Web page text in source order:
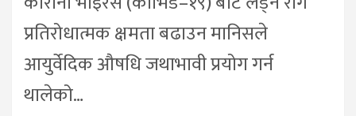
प्रतिरोधात्मक क्षमता बढाउन मानिसले
आयुर्वेदिक औषधि जथाभावी प्रयोग गर्न
थालेको…